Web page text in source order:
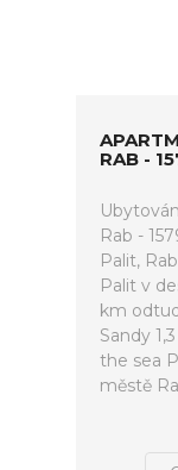
RAB -
Rab -
Palit,
Palit v
km
Sandy
the sea
městě